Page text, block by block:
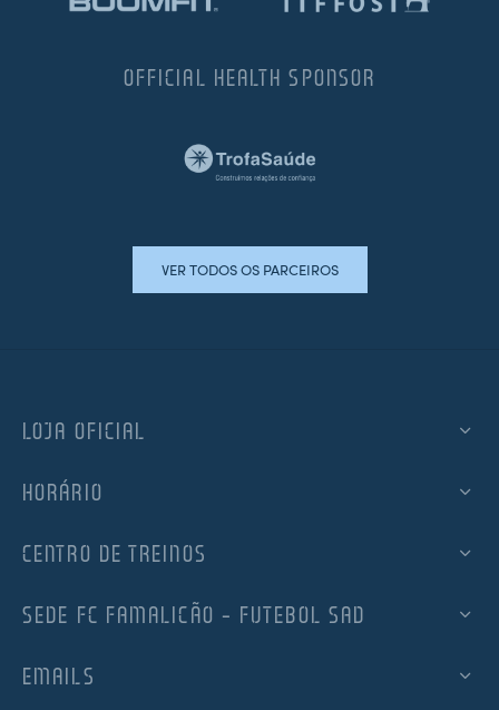
OFFICIAL HEALTH SPONSOR
VER TODOS OS PARCEIROS
LOJA OFICIAL
HORÁRIO
CENTRO DE TREINOS
SEDE FC FAMALICÃO – FUTEBOL SAD
EMAILS